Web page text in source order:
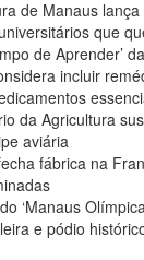
de Manaus
que
de Aprender’
incluir
da Agricultura
aviária
fábrica na
‘Manaus
e pódio